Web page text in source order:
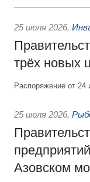
25 июля 2026,
трёх новых
Распоряжение от
25 июля 2026,
Азовском